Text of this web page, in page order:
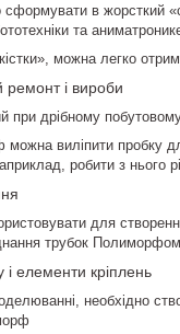
в жорсткий
та
можна легко
і вироби
при дрібному
можна виліпити пробку
робити з нього
для
трубок
елементи кріплень
необхідно